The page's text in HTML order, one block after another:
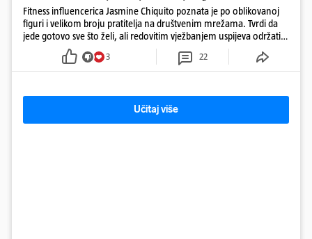
Fitness influencerica Jasmine Chiquito poznata je po oblikovanoj
figuri i velikom broju pratitelja na društvenim mrežama. Tvrdi da
jede gotovo sve što želi, ali redovitim vježbanjem uspijeva održati
oblik tijela, posebno naglašene gluteuse
3 22
Učitaj više